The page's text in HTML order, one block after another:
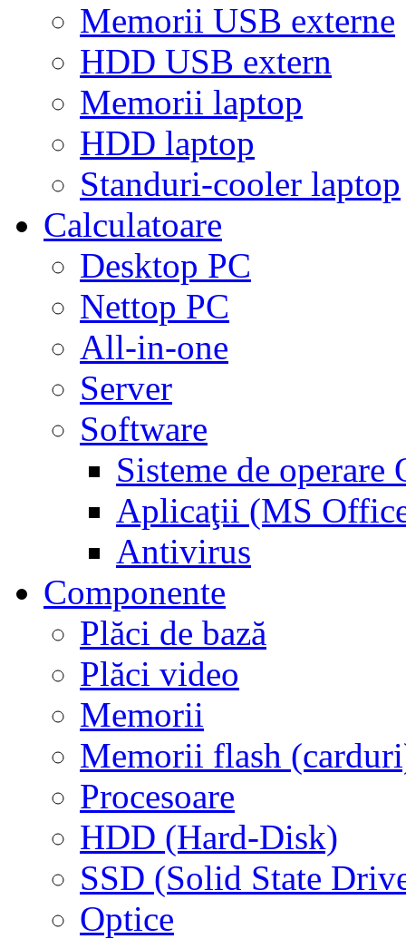
Memorii USB externe
HDD USB extern
Memorii laptop
HDD laptop
Standuri-cooler laptop
Calculatoare
Desktop PC
Nettop PC
All-in-one
Server
Software
Sisteme de operare
Aplicaţii (MS
Antivirus
Componente
Plăci de bază
Plăci video
Memorii
Memorii flash
Procesoare
HDD (Hard-Disk)
SSD (Solid State
Optice